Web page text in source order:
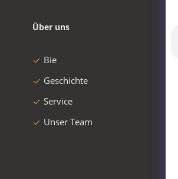
Über uns
Bie
Geschichte
Service
Unser Team